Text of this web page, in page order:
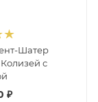
Шатер
с
₽